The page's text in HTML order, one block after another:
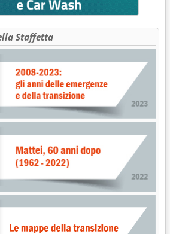
METANIZZAZIONE NELLA
Staffetta